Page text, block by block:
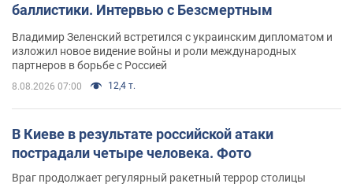
баллистики. Интервью с Безсмертным
Владимир Зеленский встретился с украинским дипломатом и
изложил новое видение войны и роли международных
партнеров в борьбе с Россией
8.08.2026 07:00 12,4 т.
В Киеве в результате российской атаки
пострадали четыре человека. Фото
Враг продолжает регулярный ракетный террор столицы